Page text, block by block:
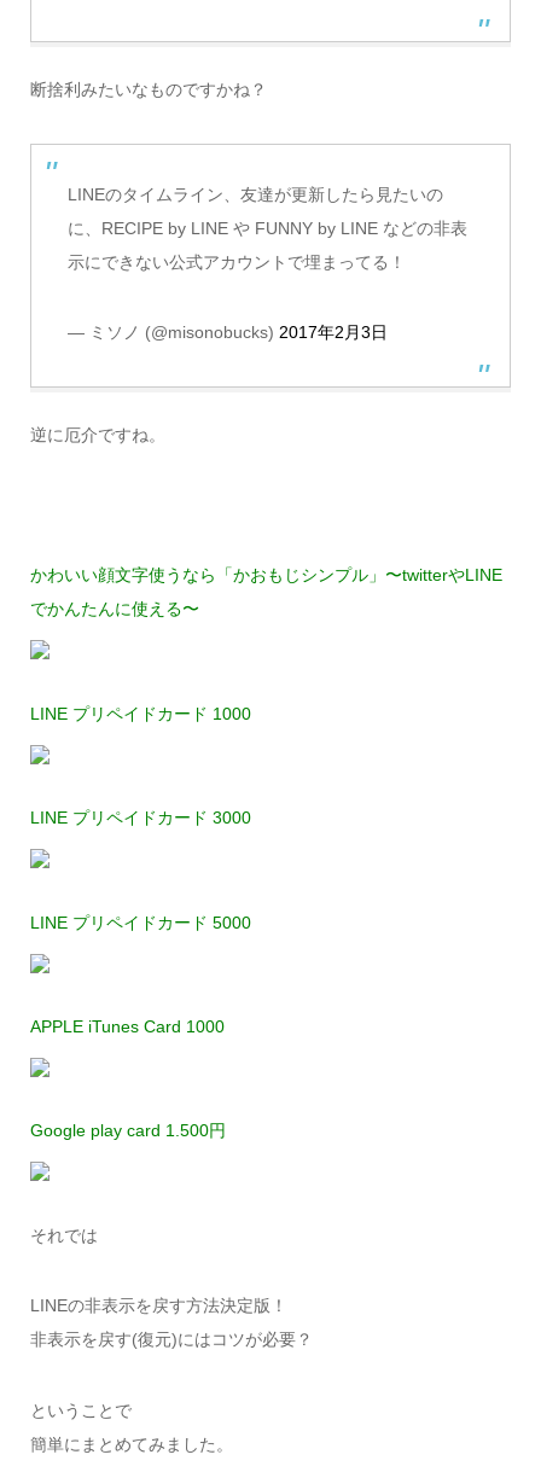
断捨利みたいなものですかね？
LINEのタイムライン、友達が更新したら見たいの
に、RECIPE by LINE や FUNNY by LINE などの非表
示にできない公式アカウントで埋まってる！
— ミソノ (@misonobucks) 2017年2月3日
逆に厄介ですね。
かわいい顔文字使うなら「かおもじシンプル」〜twitterやLINE
でかんたんに使える〜
LINE プリペイドカード 1000
LINE プリペイドカード 3000
LINE プリペイドカード 5000
APPLE iTunes Card 1000
Google play card 1.500円
それでは
LINEの非表示を戻す方法決定版！
非表示を戻す(復元)にはコツが必要？
ということで
簡単にまとめてみました。